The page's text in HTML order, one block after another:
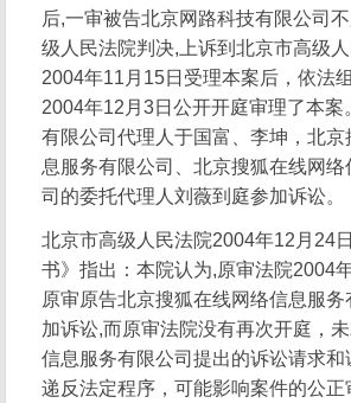
后,一审被告北京网路科技有限公司
级人民法院判决,上诉到北京市高级
2004年11月15日受理本案后，依法
2004年12月3日公开开庭审理了本案
有限公司代理人于国富、李坤，北
息服务有限公司、北京搜狐在线网络
司的委托代理人刘薇到庭参加诉讼。
北京市高级人民法院2004年12月24
书》指出：本院认为,原审法院2004
原审原告北京搜狐在线网络信息服
加诉讼,而原审法院没有再次开庭，
信息服务有限公司提出的诉讼请求和
递反法定程序，可能影响案件的公正